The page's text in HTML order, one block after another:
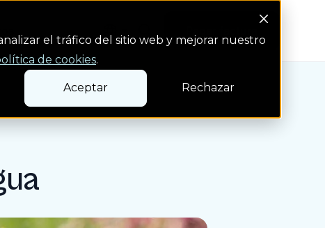
el tráfico del sitio web y mejorar nuestro
de cookies.
Aceptar Rechazar
Pagar factura